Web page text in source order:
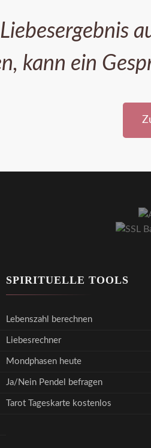
kann ein
SPIRITUELLE TOOLS
Lebenszahl berechnen
Liebesrechner
Mondphasen heute
Ja/Nein Pendel befragen
Tarot Tageskarte kostenlos